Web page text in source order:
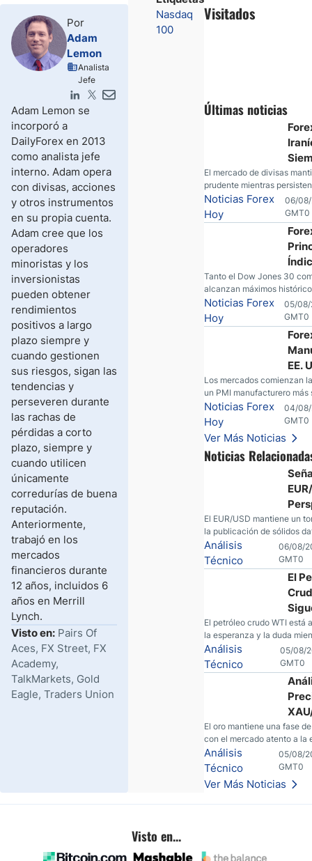
Por
Adam
Lemon
Analista
Jefe
Adam Lemon se
incorporó a
DailyForex en 2013
como analista jefe
interno. Adam opera
con divisas, acciones
y otros instrumentos
en su propia cuenta.
Adam cree que los
operadores
minoristas y los
inversionistas
pueden obtener
rendimientos
positivos a largo
plazo siempre y
cuando gestionen
sus riesgos, sigan las
tendencias y
perseveren durante
las rachas de
pérdidas a corto
plazo, siempre y
cuando utilicen
únicamente
corredurías de buena
reputación.
Anteriormente,
trabajó en los
mercados
financieros durante
12 años, incluidos 6
años en Merrill
Lynch.
Visto en: Pairs Of
Aces, FX Street, FX
Academy,
TalkMarkets, Gold
Eagle, Traders Union
Nasdaq
100
Visitados
Últimas noticias
El mercado de divisas
prudente mientras
sobre Oriente Medio. El
presión, el oro consolida
operadores esperan
económicas desde
Noticias Forex
Hoy
06/
GMT0
UU.
Tanto el Dow Jones 30
alcanzan máximos
encuentra nuevos
SpaceX y AMD son
llamadas de ganancias; el
cae por debajo de los $80
esperanzas; el dólar
continúa intentando
yen; el peso mexicano ve
medida que las tasas caen
Noticias Forex
Hoy
05/
GMT0
EE.
y el
Los mercados comienzan
un PMI manufacturero más
UU., movimientos en el
resultados corporativos,
seguridad en Bitcoin y
desde el mercado del
Noticias Forex
Hoy
04/
GMT0
Ver Más Noticias
Noticias
El EUR/USD mantiene un
la publicación de sólidos
económicos en Europa y
El mercado sigue atento al
empleo estadounidense y
del escenario geopolítico.
Análisis
Técnico
06/08/
GMT0
El
El petróleo crudo WTI está
la esperanza y la duda
las conversaciones entre
Unidos. Aquí está la razón
traders pueden querer
antes de tomar partido en
Análisis
Técnico
05/08/
GMT0
El oro mantiene una fase
con el mercado atento a la
dólar, los rendimientos y
datos económicos que
Análisis
Técnico
05/08/
GMT0
Ver Más Noticias
Visto en...